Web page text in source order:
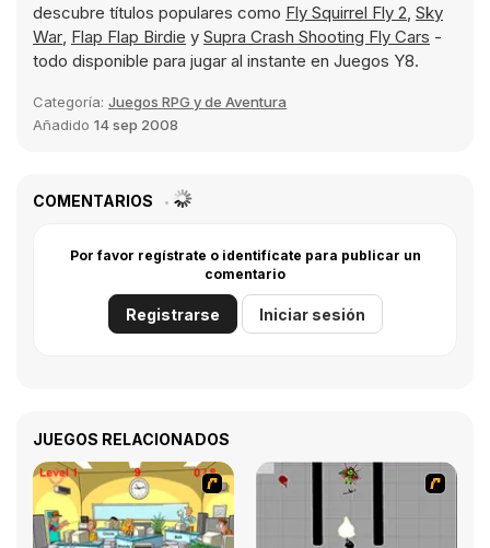
descubre títulos populares como Fly Squirrel Fly 2, Sky
War, Flap Flap Birdie y Supra Crash Shooting Fly Cars -
todo disponible para jugar al instante en Juegos Y8.
Categoría: Juegos RPG y de Aventura
Añadido 14 sep 2008
COMENTARIOS
Por favor regístrate o identifícate para publicar un
comentario
Registrarse Iniciar sesión
JUEGOS RELACIONADOS